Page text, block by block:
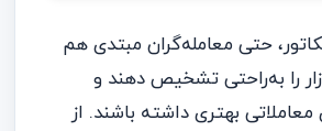
حتی معامله‌گران مبتدی هم
را به‌راحتی تشخیص دهند و
بهتری داشته باشند. از